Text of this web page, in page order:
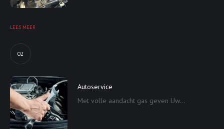
LEES MEER
02
Autoservice
Met volle aandacht gas geven Uw...